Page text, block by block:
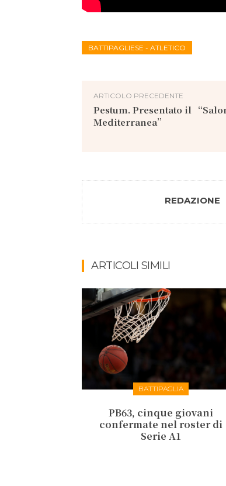
BATTIPAGLIESE - ATLETICO
ARTICOLO PRECEDENTE
Pestum. Presentato il
Mediterranea”
REDAZIONE
ARTICOLI SIMILI
BATTIPAGLIA
PB63, cinque giovani
confermate nel roster di
Serie A1